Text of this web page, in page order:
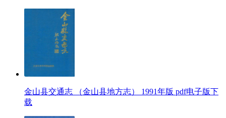
金山县交通志 （金山县地方志） 1991年版 pdf电子版下
载